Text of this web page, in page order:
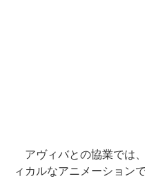
アヴィバとの協業では
ィカルなアニメーション